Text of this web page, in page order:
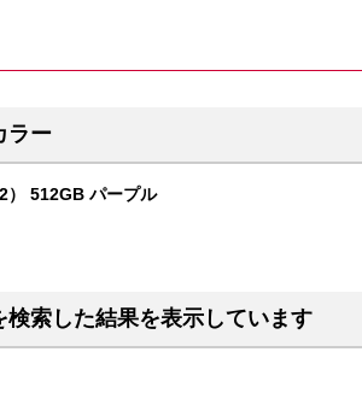
ラー
） 512GB パープル
検索した結果を表示しています